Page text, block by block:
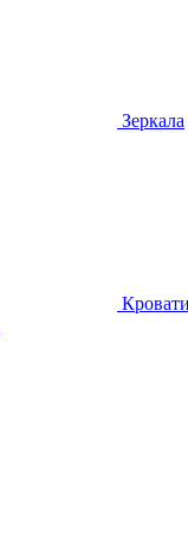
Зеркала